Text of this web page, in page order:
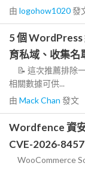
由 logohow1020發
5 個 WordPress
育私域、收集名
📝 這次推薦排除
相關數據可供...
由 Mack Chan 發文
Wordfence 資
CVE-2026-8457
WooCommerce